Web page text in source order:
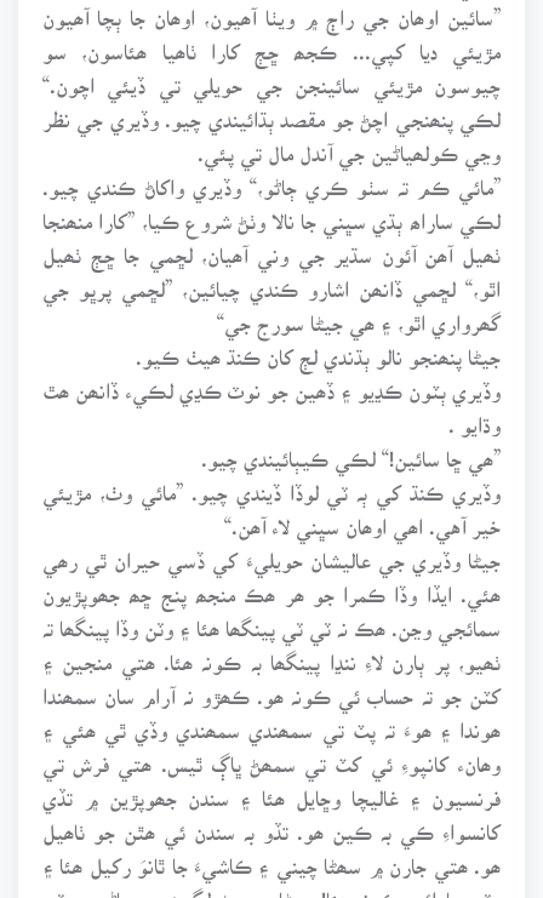
”سائين اوھان جي راڄ ۾ ويٺا آھيون، اوھان جا ٻچا آھيون
مڙيئي ديا کپي... ڪجھ ڇڄ کارا ٺاھيا ھئاسون، سو
چيوسون مڙيئي سائينجن جي حويلي تي ڏيئي اچون.“
لڪي پنھنجي اچڻ جو مقصد ٻڌائيندي چيو. وڏيري جي نظر
وڃي ڪولھياڻين جي آندل مال تي پئي.
”مائي ڪم تہ سٺو ڪري ڄاڻو،“ وڏيري واکاڻ ڪندي چيو.
لڪي ساراھ ٻڌي سڀني جا نالا وٺڻ شروع ڪيا، ”کارا منھنجا
ٺھيل آھن آئون سڌير جي وني آھيان، لڇمي جا ڇڄ ٺھيل
اٿو،“ لڇمي ڏانھن اشارو ڪندي چيائين، ”لڇمي پرڀو جي
گھرواري اٿو، ۽ ھي جيڻا سورج جي“
جيڻا پنھنجو نالو ٻڌندي لڄ کان ڪنڌ ھيٺ ڪيو.
وڏيري ٻٽون ڪڍيو ۽ ڏھين جو نوٽ ڪڍي لڪيء ڏانھن ھٿ
وڌايو .
”ھي ڇا سائين!“ لڪي ڪيٻائيندي چيو.
وڏيري ڪنڌ کي ٻہ ٽي لوڏا ڏيندي چيو. ”مائي وٺ، مڙيئي
خير آهي. اھي اوھان سڀني لاء آھن.“
جيڻا وڏيري جي عاليشان حويليءَ کي ڏسي حيران ٿي رھي
ھئي. ايڏا وڏا ڪمرا جو ھر ھڪ منجھ پنج ڇھ جھوپڙيون
سمائجي وڃن. ھڪ نہ ٽي ٽي پينگھا ھئا ۽ وٽن وڏا پينگھا تہ
ٺھيو، پر ٻارن لاءِ ننڍا پينگھا بہ ڪونہ ھئا. ھتي منجين ۽
کٽن جو تہ حساب ئي ڪونہ ھو. ڪھڙو نہ آرام سان سمھندا
ھوندا ۽ ھوءَ تہ پٽ تي سمھندي سمھندي وڏي ٿي ھئي ۽
وھانء کانپوءِ ئي کٽ تي سمھڻ ڀاڳ ٿيس. ھتي فرش تي
فرنسيون ۽ غاليچا وڇايل ھئا ۽ سندن جھوپڙين ۾ تڏي
کانسواءِ ڪي بہ ڪين ھو. تڏو بہ سندن ئي ھٿن جو ٺاھيل
ھو. ھتي جارن ۾ سھڻا چيني ۽ ڪاشيءَ جا ٿانوَ رکيل ھئا ۽
وٽن جارائي ڪونہ هئا! جيڻا سوچڻ لڳي: ھو ھاڻي موٽي